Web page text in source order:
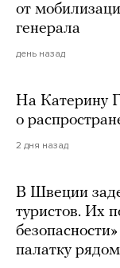
от
генерала
день назад
На Катерину
о
2 дня назад
В Швеции
туристов. Их
палатку